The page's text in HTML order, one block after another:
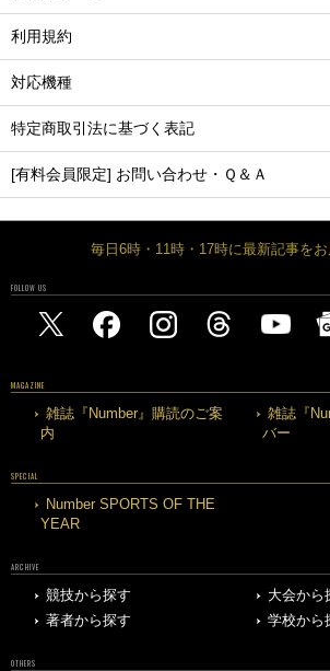
利用規約
対応機種
特定商取引法に基づく表記
[有料会員限定] お問い合わせ・Ｑ＆Ａ
毎日6時・11時・17時に最新記事を
FOLLOW US
MAGAZINE
雑誌『Number』購読のご案
内
雑誌『
バー
SPECIAL
Number SPORTS OF THE
YEAR
ARCHIVE
競技から探す
大会から
著者から探す
学校から
OTHERS